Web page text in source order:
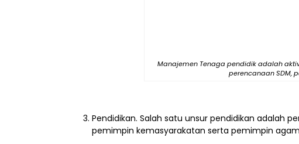
Manajemen Tenaga pendidik adalah
perencanaan SDM,
Pendidikan. Salah satu unsur pendidikan adalah
pemimpin kemasyarakatan serta pemimpin